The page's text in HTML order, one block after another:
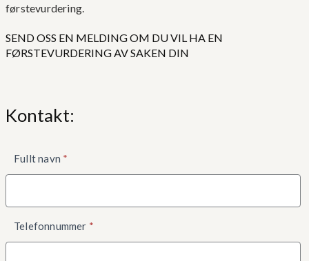
førstevurdering.
SEND OSS EN MELDING OM DU VIL HA EN
FØRSTEVURDERING AV SAKEN DIN
Kontakt:
nede
Fullt navn *
Telefonnummer *